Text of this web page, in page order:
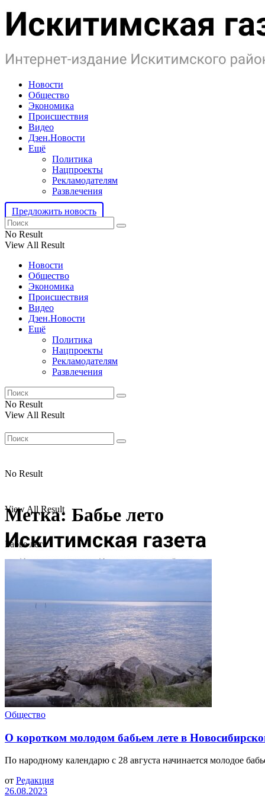
Новости
Общество
Экономика
Происшествия
Видео
Дзен.Новости
Ещё
Политика
Нацпроекты
Рекламодателям
Развлечения
Предложить новость
No Result
View All Result
Новости
Общество
Экономика
Происшествия
Видео
Дзен.Новости
Ещё
Политика
Нацпроекты
Рекламодателям
Развлечения
No Result
View All Result
No Result
View All Result
Метка: Бабье лето
Бабье лето
Общество
О коротком молодом бабьем лете в
По народному календарю с 28 августа начинается молодое
от Редакция
26.08.2023